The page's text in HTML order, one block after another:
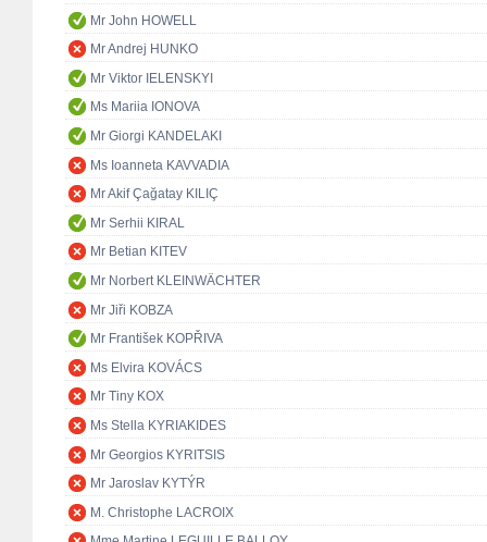
Mr John HOWELL
Mr Andrej HUNKO
Mr Viktor IELENSKYI
Ms Mariia IONOVA
Mr Giorgi KANDELAKI
Ms Ioanneta KAVVADIA
Mr Akif Çağatay KILIÇ
Mr Serhii KIRAL
Mr Betian KITEV
Mr Norbert KLEINWÄCHTER
Mr Jiři KOBZA
Mr František KOPŘIVA
Ms Elvira KOVÁCS
Mr Tiny KOX
Ms Stella KYRIAKIDES
Mr Georgios KYRITSIS
Mr Jaroslav KYTÝR
M. Christophe LACROIX